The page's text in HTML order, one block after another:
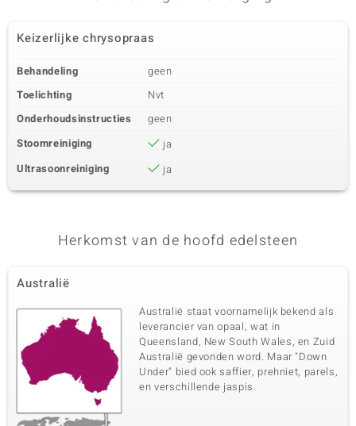
Keizerlijke chrysopraas
Behandeling
geen
Toelichting
Nvt
Onderhoudsinstructies
geen
Stoomreiniging
ja
Ultrasoonreiniging
ja
Herkomst van de hoofd edelsteen
Australië
Australië staat voornamelijk bekend als
leverancier van opaal, wat in
Queensland, New South Wales, en Zuid
Australië gevonden word. Maar "Down
Under" bied ook saffier, prehniet, parels,
en verschillende jaspis.